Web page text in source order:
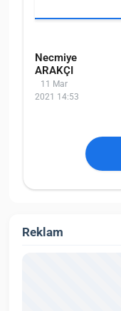
Necmiye
ARAKÇI
11 Mar
2021 14:53
Reklam